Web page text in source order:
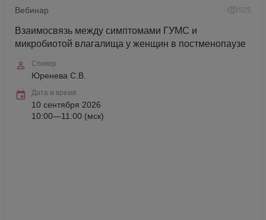
Вебинар 525
Взаимосвязь между симптомами ГУМС и
микробиотой влагалища у женщин в постменопаузе
Спикер
Юренева С.В.
Дата и время
10 сентября 2026
10:00—11:00 (мск)